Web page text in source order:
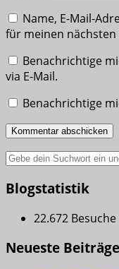
Name, E-Mail-
für meinen
Benachrichtige
via E-Mail.
Benachrichtige
Suche
Blogstatistik
22.672 Besuche
Neueste Beiträge